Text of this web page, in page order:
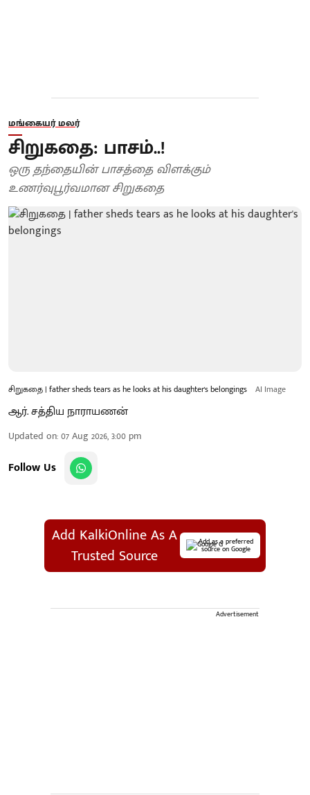
மங்கையர் மலர்
சிறுகதை: பாசம்..!
ஒரு தந்தையின் பாசத்தை விளக்கும்
உணர்வுபூர்வமான சிறுகதை
சிறுகதை | father sheds tears as he looks at his daughter's belongings AI Image
ஆர். சத்திய நாராயணன்
Updated on:07 Aug 2026, 3:00 pm
Follow Us
Add KalkiOnline As A
Trusted Source
Add as a preferred
source on Google
Advertisement